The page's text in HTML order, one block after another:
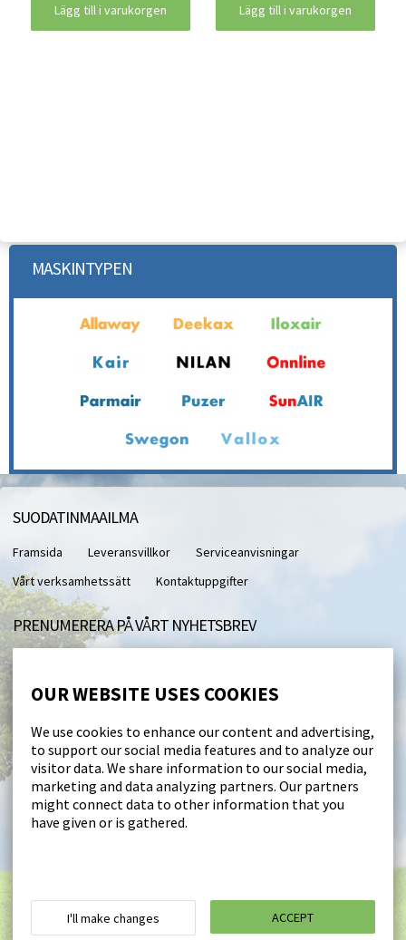
OUR WEBSITE USES COOKIES
We use cookies to enhance our content and advertising,
to support our social media features and to analyze our
visitor data. We share information to our social media,
marketing and data analyzing partners. Our partners
might connect data to other information that you
have given or is gathered.
I'll make changes ACCEPT
Lägg till i varukorgen Lägg till i varukorgen
MASKINTYPEN
SUODATINMAAILMA
Framsida Leveransvillkor
Serviceanvisningar
Vårt verksamhetssätt
Kontaktuppgifter
PRENUMERERA PÅ VÅRT NYHETSBREV
Beställ
FÖLJ OSS
Suodatinmaailma © 2026